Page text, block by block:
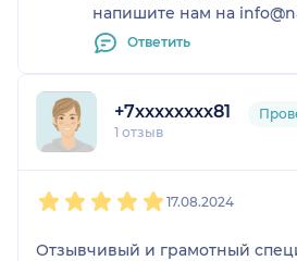
напишите нам на
Ответить
+7xxxxxxxx81
1 отзыв
17.08.2024
Отзывчивый и грамотный